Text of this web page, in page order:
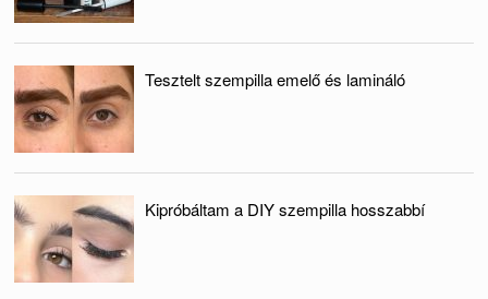
Tesztelt szempilla emelő és lamináló
Kipróbáltam a DIY szempilla hosszabbí